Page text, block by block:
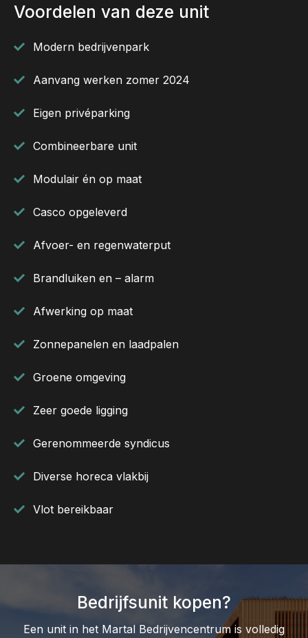
Voordelen van deze unit
Modern bedrijvenpark
Aanvang werken zomer 2024
Eigen privéparking
Combineerbare unit
Modulair én op maat
Casco opgeleverd
Afvoer- en regenwaterput
Brandluiken en – alarm
Afwerking op maat
Zonnepanelen en laadpalen
Groene omgeving
Zeer goede ligging
Gerenommeerde syndicus
Diverse horeca vlakbij
Vlot bereikbaar
Bedrijfsunit kopen?
Een unit in het Martal Bedrijvencentrum is volledig